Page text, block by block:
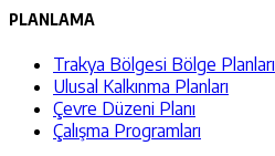
PLANLAMA
Trakya Bölgesi Bölge Planları
Ulusal Kalkınma Planları
Çevre Düzeni Planı
Çalışma Programları